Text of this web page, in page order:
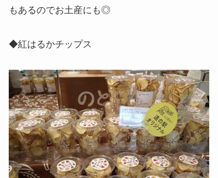
もあるのでお土産にも◎
◆紅はるかチップス